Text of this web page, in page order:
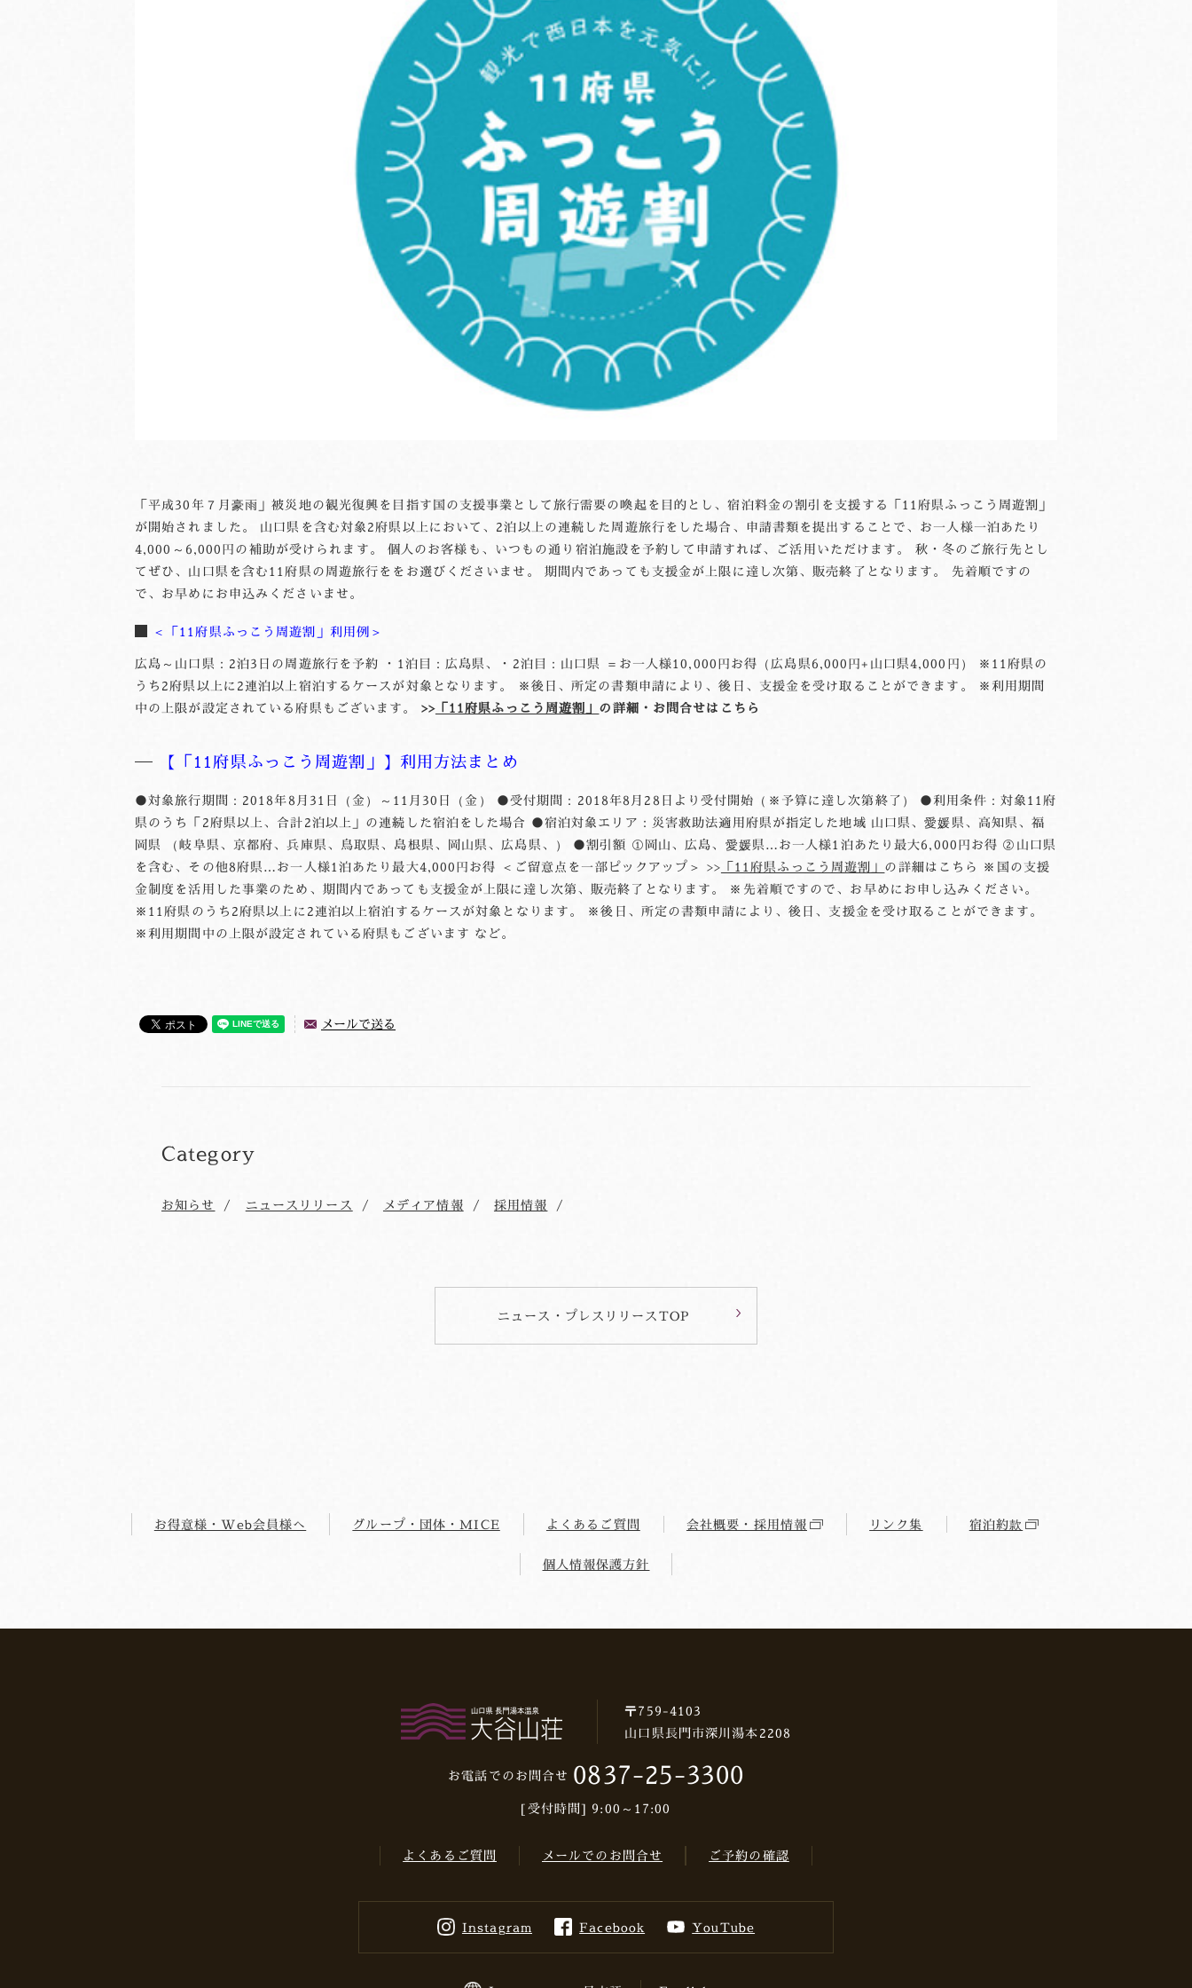
「平成30年７月豪雨」被災地の観光復興を目指す国の支援事業として旅行需要の喚起を目的とし、宿泊料金の割引を支援する「11府県ふっこう周遊割」
が開始されました。 山口県を含む対象2府県以上において、2泊以上の連続した周遊旅行をした場合、申請書類を提出することで、お一人様一泊あたり
4,000～6,000円の補助が受けられます。 個人のお客様も、いつもの通り宿泊施設を予約して申請すれば、ご活用いただけます。 秋・冬のご旅行先とし
てぜひ、山口県を含む11府県の周遊旅行ををお選びくださいませ。 期間内であっても支援金が上限に達し次第、販売終了となります。 先着順ですの
で、お早めにお申込みくださいませ。
＜「11府県ふっこう周遊割」利用例＞
広島～山口県：2泊3日の周遊旅行を予約 ・1泊目：広島県、・2泊目：山口県 ＝お一人様10,000円お得（広島県6,000円+山口県4,000円） ※11府県の
うち2府県以上に2連泊以上宿泊するケースが対象となります。 ※後日、所定の書類申請により、後日、支援金を受け取ることができます。 ※利用期間
中の上限が設定されている府県もございます。 >>「11府県ふっこう周遊割」 の詳細・お問合せはこちら
【「11府県ふっこう周遊割」】利用方法まとめ
●対象旅行期間：2018年8月31日（金）～11月30日（金） ●受付期間：2018年8月28日より受付開始（※予算に達し次第終了） ●利用条件：対象11府
県のうち「2府県以上、合計2泊以上」の連続した宿泊をした場合 ●宿泊対象エリア：災害救助法適用府県が指定した地域 山口県、愛媛県、高知県、福
岡県 （岐阜県、京都府、兵庫県、鳥取県、島根県、岡山県、広島県、） ●割引額 ①岡山、広島、愛媛県…お一人様1泊あたり最大6,000円お得 ②山口県
を含む、その他8府県…お一人様1泊あたり最大4,000円お得 ＜ご留意点を一部ピックアップ＞ >> 「11府県ふっこう周遊割」 の詳細はこちら ※国の支援
金制度を活用した事業のため、期間内であっても支援金が上限に達し次第、販売終了となります。 ※先着順ですので、お早めにお申し込みください。
※11府県のうち2府県以上に2連泊以上宿泊するケースが対象となります。 ※後日、所定の書類申請により、後日、支援金を受け取ることができます。
※利用期間中の上限が設定されている府県もございます など。
メールで送る
Category
お知らせ ニュースリリース メディア情報 採用情報
ニュース・プレスリリースTOP
お得意様・Web会員様へ グループ・団体・MICE よくあるご質問 会社概要・採用情報 リンク集 宿泊約款
個人情報保護方針
〒759-4103
山口県長門市深川湯本2208
お電話でのお問合せ 0837-25-3300
[受付時間] 9:00～17:00
よくあるご質問 メールでのお問合せ ご予約の確認
Instagram Facebook YouTube